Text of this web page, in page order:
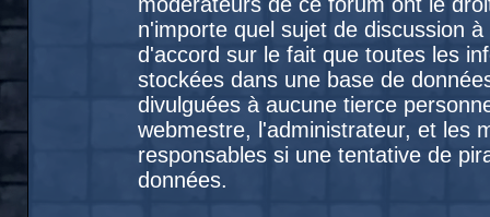
n'importe quel sujet de discussion
d'accord sur le fait que toutes les
stockées dans une base de
divulguées à aucune tierce
webmestre, l'administrateur, et les
responsables si une tentative de
données.